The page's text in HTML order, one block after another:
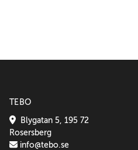
TEBO
Blygatan 5, 195 72
Rosersberg
info@tebo.se